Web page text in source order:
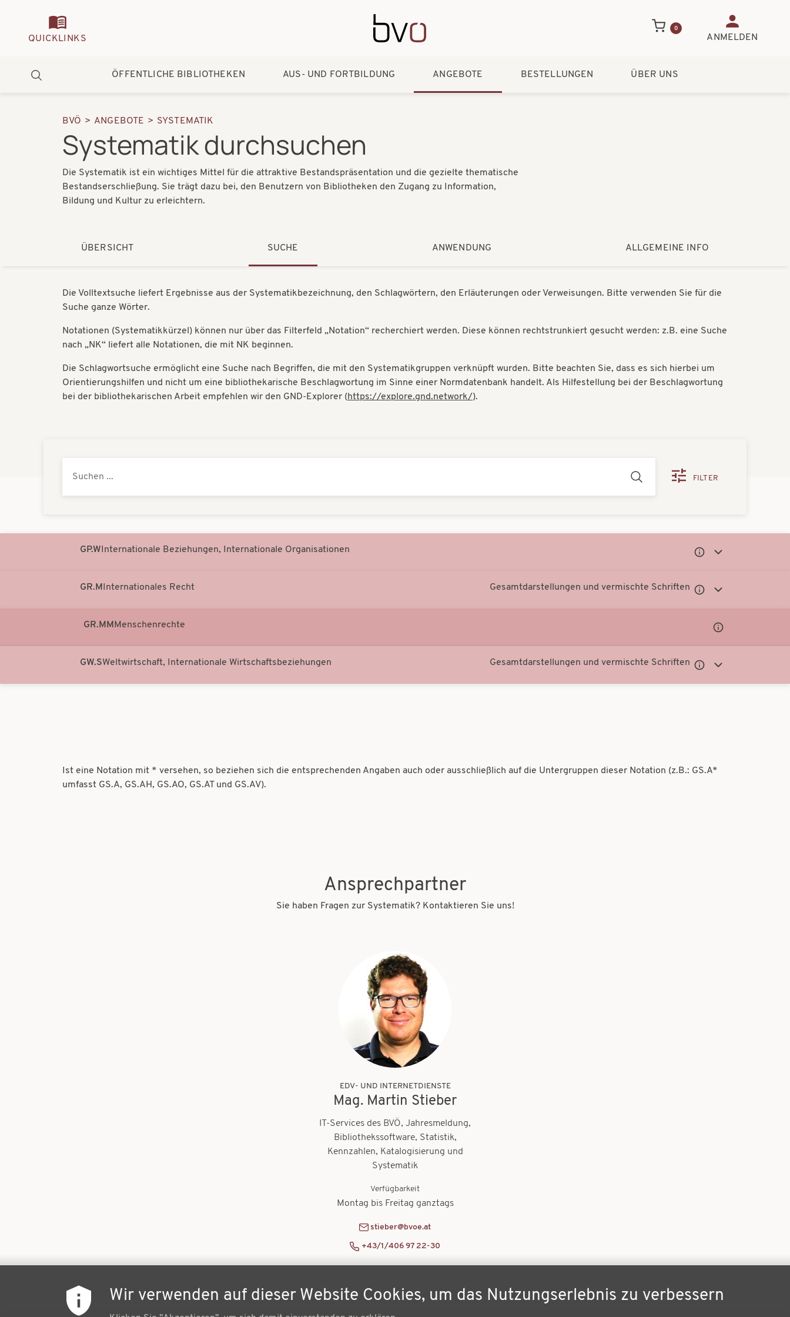
Direkt zum Inhalt
Quickmenu
QUICKLINKS
0
ANMELDEN
Hauptnavigation
ÖFFENTLICHE BIBLIOTHEKEN AUS- UND FORTBILDUNG ANGEBOTE BESTELLUNGEN ÜBER UNS
Suche
Pfadnavigation
BVÖ ANGEBOTE SYSTEMATIK
Systematik durchsuchen
Die Systematik ist ein wichtiges Mittel für die attraktive Bestandspräsentation und die gezielte thematische
Bestandserschließung. Sie trägt dazu bei, den Benutzern von Bibliotheken den Zugang zu Information,
Bildung und Kultur zu erleichtern.
ÜBERSICHT SUCHE ANWENDUNG ALLGEMEINE INFO
Die Volltextsuche liefert Ergebnisse aus der Systematikbezeichnung, den Schlagwörtern, den Erläuterungen oder Verweisungen. Bitte verwenden Sie für die
Suche ganze Wörter.
Notationen (Systematikkürzel) können nur über das Filterfeld „Notation“ recherchiert werden. Diese können rechtstrunkiert gesucht werden: z.B. eine Suche
nach „NK“ liefert alle Notationen, die mit NK beginnen.
Die Schlagwortsuche ermöglicht eine Suche nach Begriffen, die mit den Systematikgruppen verknüpft wurden. Bitte beachten Sie, dass es sich hierbei um
Orientierungshilfen und nicht um eine bibliothekarische Beschlagwortung im Sinne einer Normdatenbank handelt. Als Hilfestellung bei der Beschlagwortung
bei der bibliothekarischen Arbeit empfehlen wir den GND-Explorer (https://explore.gnd.network/).
FILTER
GP.WInternationale Beziehungen, Internationale Organisationen
Untergeordnete
Untergeordnete
GR.MInternationales Recht Gesamtdarstellungen und vermischte Schriften Untergeordnete
Untergeordnete
GR.MMMenschenrechte
Untergeordnete
GW.SWeltwirtschaft, Internationale Wirtschaftsbeziehungen Gesamtdarstellungen und vermischte Schriften Untergeordnete
Untergeordnete
Ist eine Notation mit * versehen, so beziehen sich die entsprechenden Angaben auch oder ausschließlich auf die Untergruppen dieser Notation (z.B.: GS.A*
umfasst GS.A, GS.AH, GS.AO, GS.AT und GS.AV).
Ansprechpartner
Sie haben Fragen zur Systematik? Kontaktieren Sie uns!
EDV- UND INTERNETDIENSTE
Mag. Martin Stieber
IT-Services des BVÖ, Jahresmeldung,
Bibliothekssoftware, Statistik,
Kennzahlen, Katalogisierung und
Systematik
Verfügbarkeit
Montag bis Freitag ganztags
stieber@bvoe.at
+43/1/406 97 22-30
Wir verwenden auf dieser Website Cookies, um das Nutzungserlebnis zu verbessern